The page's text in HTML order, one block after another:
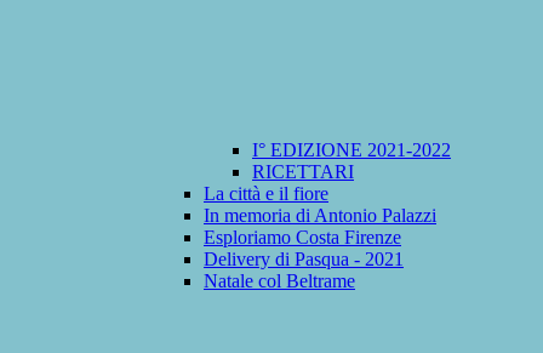
I° EDIZIONE 2021-2022
RICETTARI
La città e il fiore
In memoria di Antonio Palazzi
Esploriamo Costa Firenze
Delivery di Pasqua - 2021
Natale col Beltrame